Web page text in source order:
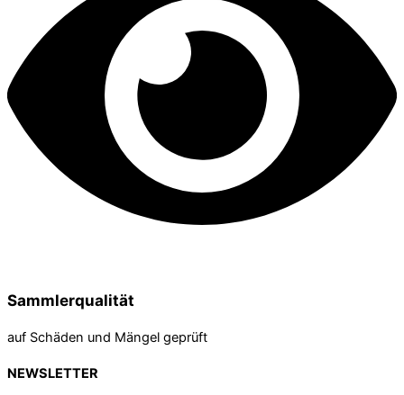
Sammlerqualität
auf Schäden und Mängel geprüft
NEWSLETTER